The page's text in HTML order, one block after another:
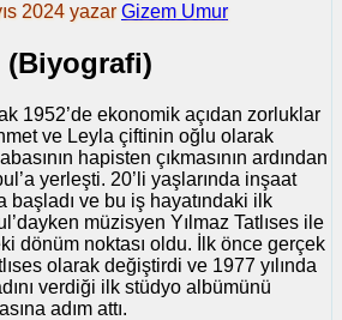
2024 yazarGizem Umur
(Biyografi)
1952’de ekonomik açıdan zorluklar
ve Leyla çiftinin oğlu olarak
hapisten çıkmasının ardından
yerleşti. 20’li yaşlarında inşaat
başladı ve bu iş hayatındaki ilk
müzisyen Yılmaz Tatlıses ile
dönüm noktası oldu. İlk önce gerçek
olarak değiştirdi ve 1977 yılında
verdiği ilk stüdyo albümünü
adım attı.